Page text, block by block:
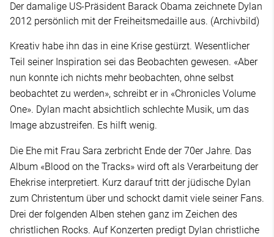
Der damalige US-Präsident Barack Obama zeichnete Dylan
2012 persönlich mit der Freiheitsmedaille aus. (Archivbild)
Kreativ habe ihn das in eine Krise gestürzt. Wesentlicher
Teil seiner Inspiration sei das Beobachten gewesen. «Aber
nun konnte ich nichts mehr beobachten, ohne selbst
beobachtet zu werden», schreibt er in «Chronicles Volume
One». Dylan macht absichtlich schlechte Musik, um das
Image abzustreifen. Es hilft wenig.
Die Ehe mit Frau Sara zerbricht Ende der 70er Jahre. Das
Album «Blood on the Tracks» wird oft als Verarbeitung der
Ehekrise interpretiert. Kurz darauf tritt der jüdische Dylan
zum Christentum über und schockt damit viele seiner Fans.
Drei der folgenden Alben stehen ganz im Zeichen des
christlichen Rocks. Auf Konzerten predigt Dylan christliche